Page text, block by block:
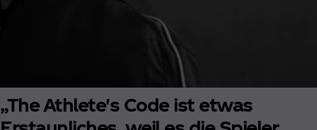
„The Athlete's Code ist etwas